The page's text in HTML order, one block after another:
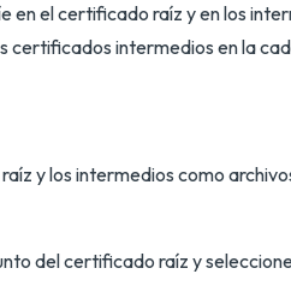
en el certificado raíz y en los
certificados intermedios en la
y los intermedios como
del certificado raíz y